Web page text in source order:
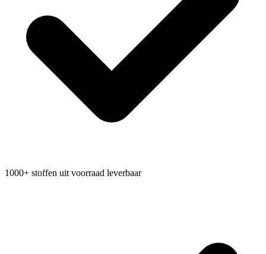
1000+ stoffen uit voorraad leverbaar